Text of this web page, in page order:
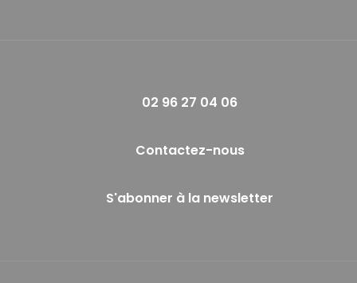
02 96 27 04 06
Contactez-nous
S'abonner à la newsletter